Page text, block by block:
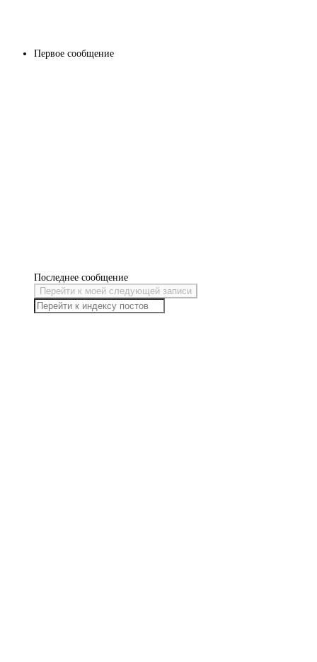
Первое сообщение
Последнее сообщение
Перейти к моей следующей записи